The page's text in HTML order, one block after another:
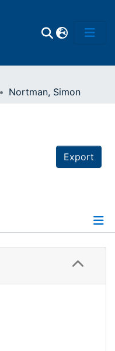
Nortman, Simon
Export